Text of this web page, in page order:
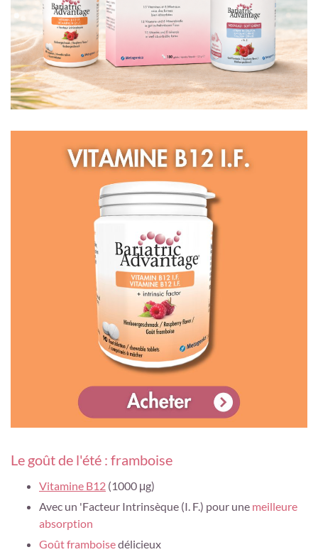
Le goût de l'été : framboise
Vitamine B12 (1000 μg)
Avec un 'Facteur Intrinsèque (I. F.) pour une meilleure
absorption
Goût framboisedélicieux